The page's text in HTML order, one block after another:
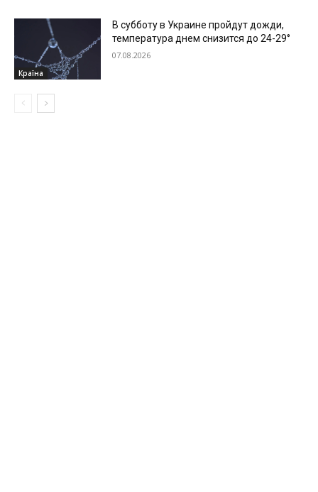
Країна
В субботу в Украине пройдут дожди,
температура днем снизится до 24-29°
07.08.2026